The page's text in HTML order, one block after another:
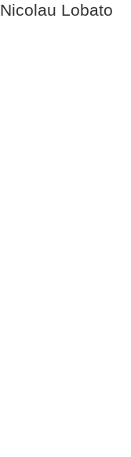
Nicolau Lobato